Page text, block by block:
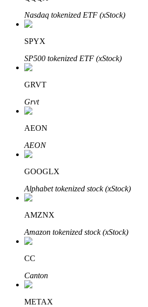
Auto Invest
Ta långsiktig vinst och flexibla intressen
Bitrue
Bitrue Partners
Nasdaq tokenized ETF (xStock)
SPYX
SP500 tokenized ETF (xStock)
GRVT
Grvt
AEON
AEON
GOOGLX
Alphabet tokenized stock (xStock)
AMZNX
Amazon tokenized stock (xStock)
CC
Canton
METAX